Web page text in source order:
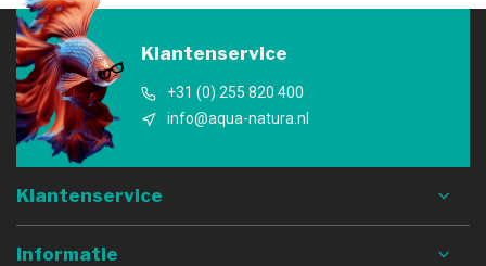
Klantenservice
+31 (0) 255 820 400
info@aqua-natura.nl
Klantenservice
Informatie